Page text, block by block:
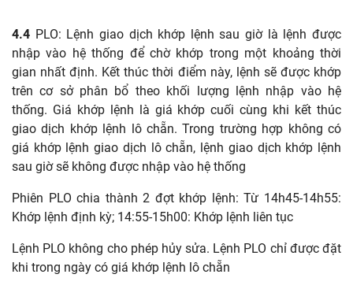
4.4 PLO: Lệnh giao dịch khớp lệnh sau giờ là lệnh được
nhập vào hệ thống để chờ khớp trong một khoảng thời
gian nhất định. Kết thúc thời điểm này, lệnh sẽ được khớp
trên cơ sở phân bổ theo khối lượng lệnh nhập vào hệ
thống. Giá khớp lệnh là giá khớp cuối cùng khi kết thúc
giao dịch khớp lệnh lô chẵn. Trong trường hợp không có
giá khớp lệnh giao dịch lô chẵn, lệnh giao dịch khớp lệnh
sau giờ sẽ không được nhập vào hệ thống
Phiên PLO chia thành 2 đợt khớp lệnh: Từ 14h45-14h55:
Khớp lệnh định kỳ; 14:55-15h00: Khớp lệnh liên tục
Lệnh PLO không cho phép hủy sửa. Lệnh PLO chỉ được đặt
khi trong ngày có giá khớp lệnh lô chẵn